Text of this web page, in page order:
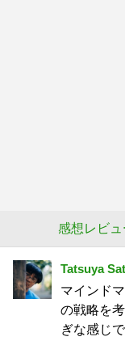
感想レビュ
Tatsuya
マインド
の戦略を
ぎな感じ